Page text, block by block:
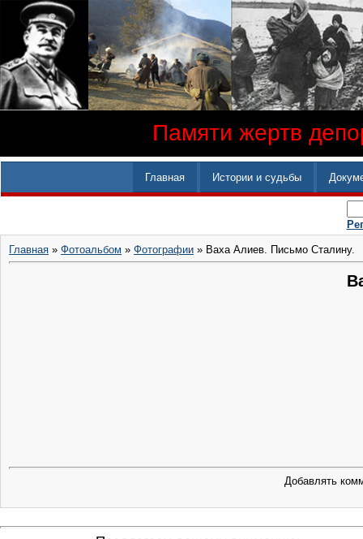
Памяти жертв
Главная Истории и судьбы
Главная » Фотоальбом » Фотографии » Ваха Алиев. Письмо Сталину.
Добавлять